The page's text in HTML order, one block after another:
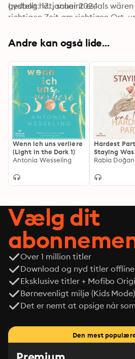
gestellt hat, scheint es, als
richtigen Zeit am richtigen Ort,
Prozess, der entscheiden wird, ob
Gerechtigkeit erhält, die sie
ihre Liebe dem Druck standhalten
Lydbog: 17. januar 2024
Andre kan også lide...
Wenn ich uns verliere
(Light in the Dark 1)
Antonia Wesseling
Hardest Part
Staying Was
Hardest Part:
Romance
Rabia Doğan
Vælg dit
Over 1 million titler
Download og nyd titler offline
Eksklusive titler + Mofibo
Børnevenligt miljø (Kids Mode)
Det er nemt at opsige når
Den mest